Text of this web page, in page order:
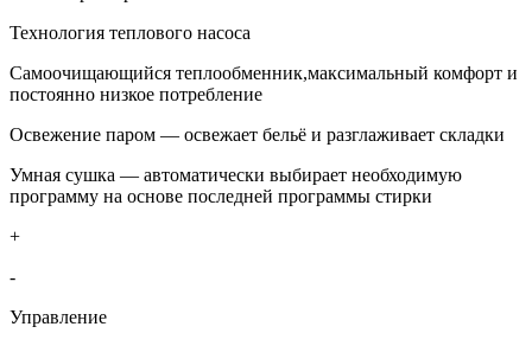
Технология теплового насоса
Самоочищающийся теплообменник,максимальный комфорт и
постоянно низкое потребление
Освежение паром — освежает бельё и разглаживает складки
Умная сушка — автоматически выбирает необходимую
программу на основе последней программы стирки
+
-
Управление